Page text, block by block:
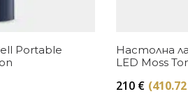
Portable
Настолна
LED Moss
210 €